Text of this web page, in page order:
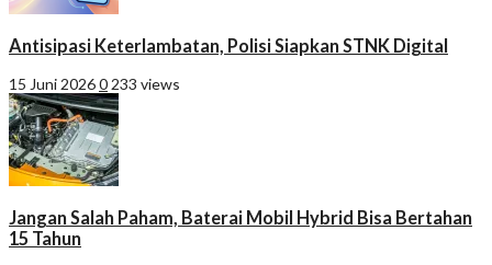
Antisipasi Keterlambatan, Polisi Siapkan STNK Digital
15 Juni 20260 233 views
Jangan Salah Paham, Baterai Mobil Hybrid Bisa Bertahan
15 Tahun